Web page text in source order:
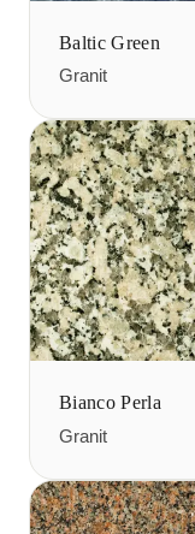
Baltic Green
Granit
Bianco Perla
Granit